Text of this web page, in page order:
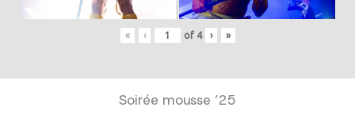
« ‹ of 4 › »
Soirée mousse ’25